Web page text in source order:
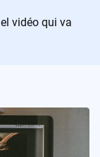
vidéo qui va